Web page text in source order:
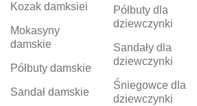
Kozak damksiei
Mokasyny
damskie
Półbuty damskie
Sandał damskie
Półbuty dla
dziewczynki
Sandały dla
dziewczynki
Śniegowce dla
dziewczynki